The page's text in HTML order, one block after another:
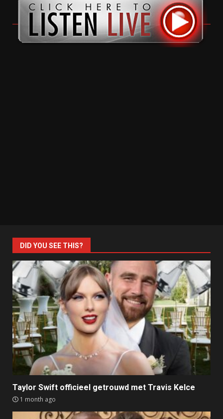
DID YOU SEE THIS?
Taylor Swift officieel getrouwd met Travis Kelce
1 month ago